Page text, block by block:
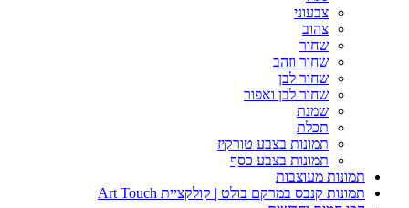
צבעוני
צהוב
שחור
שחור וזהב
שחור לבן
שחור לבן ואפור
שמנת
תכלת
תמונות בצבע טורקיז
תמונות בצבע כסף
תמונות מעוצבות
תמונות קנבס במרקם בולט | קולקציית Art Touch